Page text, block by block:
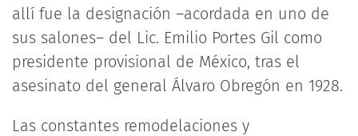
allí fue la designación –acordada en uno de
sus salones– del Lic. Emilio Portes Gil como
presidente provisional de México, tras el
asesinato del general Álvaro Obregón en 1928.
Las constantes remodelaciones y